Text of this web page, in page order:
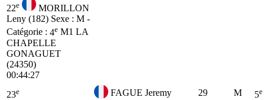
22e
MORILLON
Leny (182) Sexe : M -
Catégorie : 4e M1 LA
CHAPELLE
GONAGUET
(24350)
00:44:27
23e FAGUE Jeremy 29 M 5e